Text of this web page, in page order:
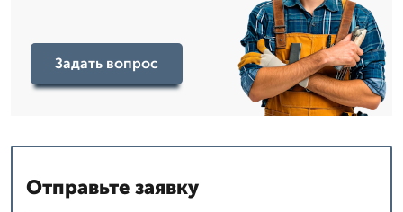
Задать вопрос
Отправьте заявку